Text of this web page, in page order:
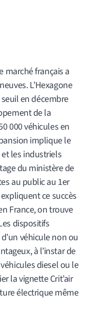
marché français a
L’Hexagone
en décembre
de la
000 véhicules en
implique le
les industriels
du ministère de
au public au 1er
ce succès
France, on trouve
dispositifs
véhicule non ou
à l’instar de
diesel ou le
la vignette Crit’air
électrique même